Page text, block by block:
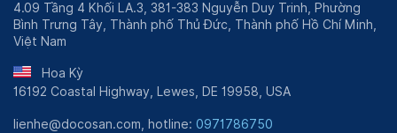
4.09 Tầng 4 Khối LA.3, 381-383 Nguyễn Duy Trinh, Phường
Bình Trưng Tây, Thành phố Thủ Đức, Thành phố Hồ Chí Minh,
Việt Nam
Hoa Kỳ
16192 Coastal Highway, Lewes, DE 19958, USA
lienhe@docosan.com, hotline: 0971786750